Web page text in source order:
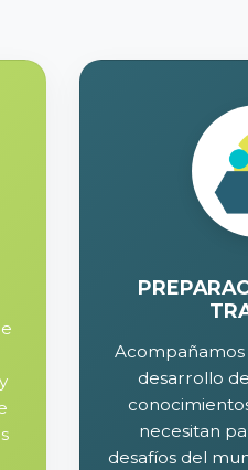
Acompañamos
desarrollo
necesitan
desafíos del